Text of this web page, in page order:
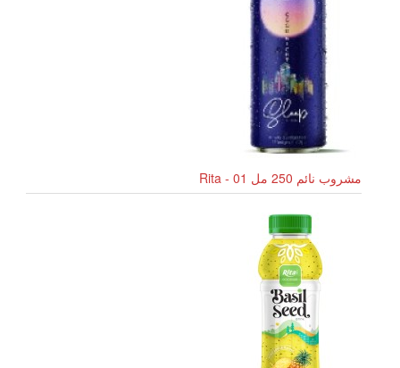
مشروب نائم 250 مل Rita - 01